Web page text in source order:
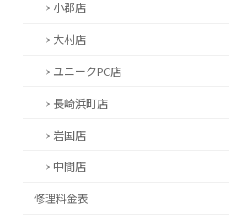
> 小郡店
> 大村店
> ユニークPC店
> 長崎浜町店
> 岩国店
> 中間店
修理料金表